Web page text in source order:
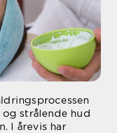
strålende hud
I årevis har